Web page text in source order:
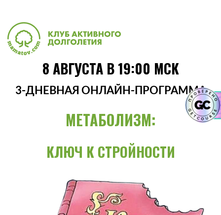
8 АВГУСТА В 19:00 МСК
3-ДНЕВНАЯ ОНЛАЙН-ПРОГРАММА
МЕТАБОЛИЗМ:
КЛЮЧ К СТРОЙНОСТИ